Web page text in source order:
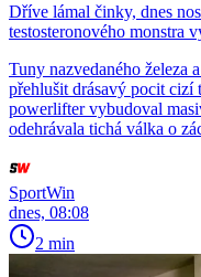
Dříve lámal činky, dnes
testosteronového monstra
Tuny nazvedaného železa
přehlušit drásavý pocit cizí
powerlifter vybudoval
odehrávala tichá válka o
SportWin
dnes, 08:08
2 min